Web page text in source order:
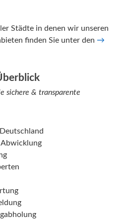
Städte in denen wir unseren
finden Sie unter den →
sichere & transparente